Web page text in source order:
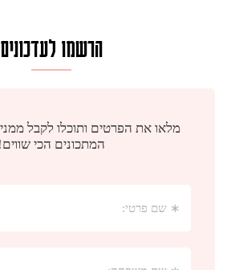
הרשמו לעדכונים